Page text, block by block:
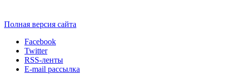
Полная версия сайта
Facebook
Twitter
RSS-ленты
E-mail рассылка